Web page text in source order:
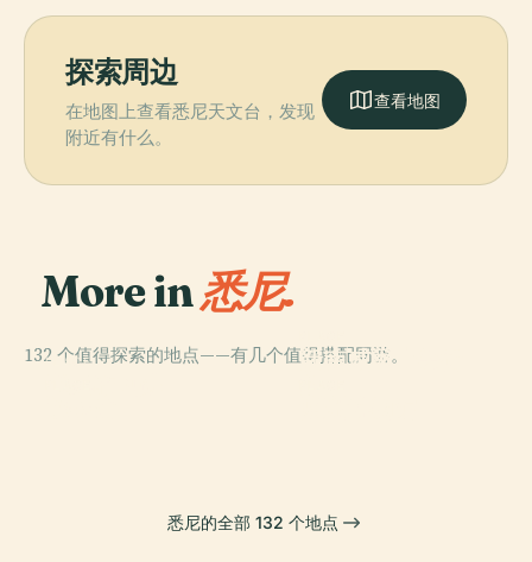
探索周边
在地图上查看悉尼天文台，发现
附近有什么。
查看地图
More in悉尼.
132 个值得探索的地点——有几个值得搭配同游。
PLACE
新南威爾士美術
悉尼的全部 132 个地点